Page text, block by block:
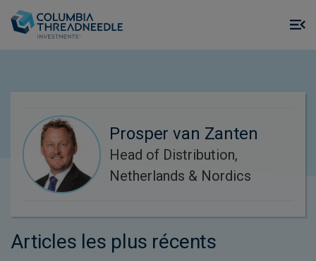
Prosper van Zanten
Head of Distribution,
Netherlands & Nordics
Articles les plus récents